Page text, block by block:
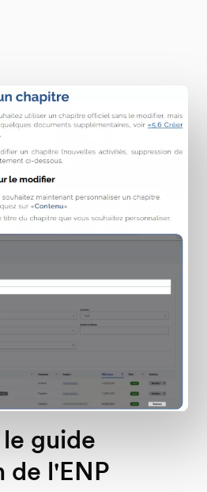
guide
l'ENP